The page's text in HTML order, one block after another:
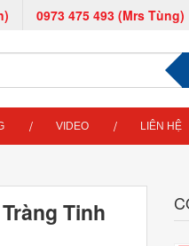
0973 475 493 (Mrs Tùng)
VIDEO LIÊN HỆ
Tinh